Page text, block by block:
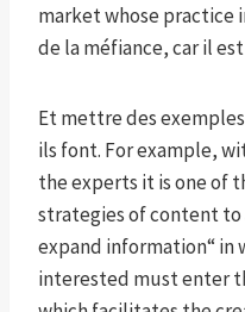
market whose practice
de la méfiance, car il
Et mettre des
ils font. For example,
the experts it is one of
strategies of content to
expand information“ in
interested must enter